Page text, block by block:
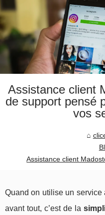
Assistance client
de support pensé
vos
Assistance client
Quand on utilise un service
avant tout, c’est de la